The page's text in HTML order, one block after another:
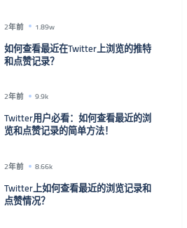
2年前 1.89w
如何查看最近在Twitter上浏览的推特
和点赞记录？
2年前 9.9k
Twitter用户必看：如何查看最近的浏
览和点赞记录的简单方法！
2年前 8.66k
Twitter上如何查看最近的浏览记录和
点赞情况？